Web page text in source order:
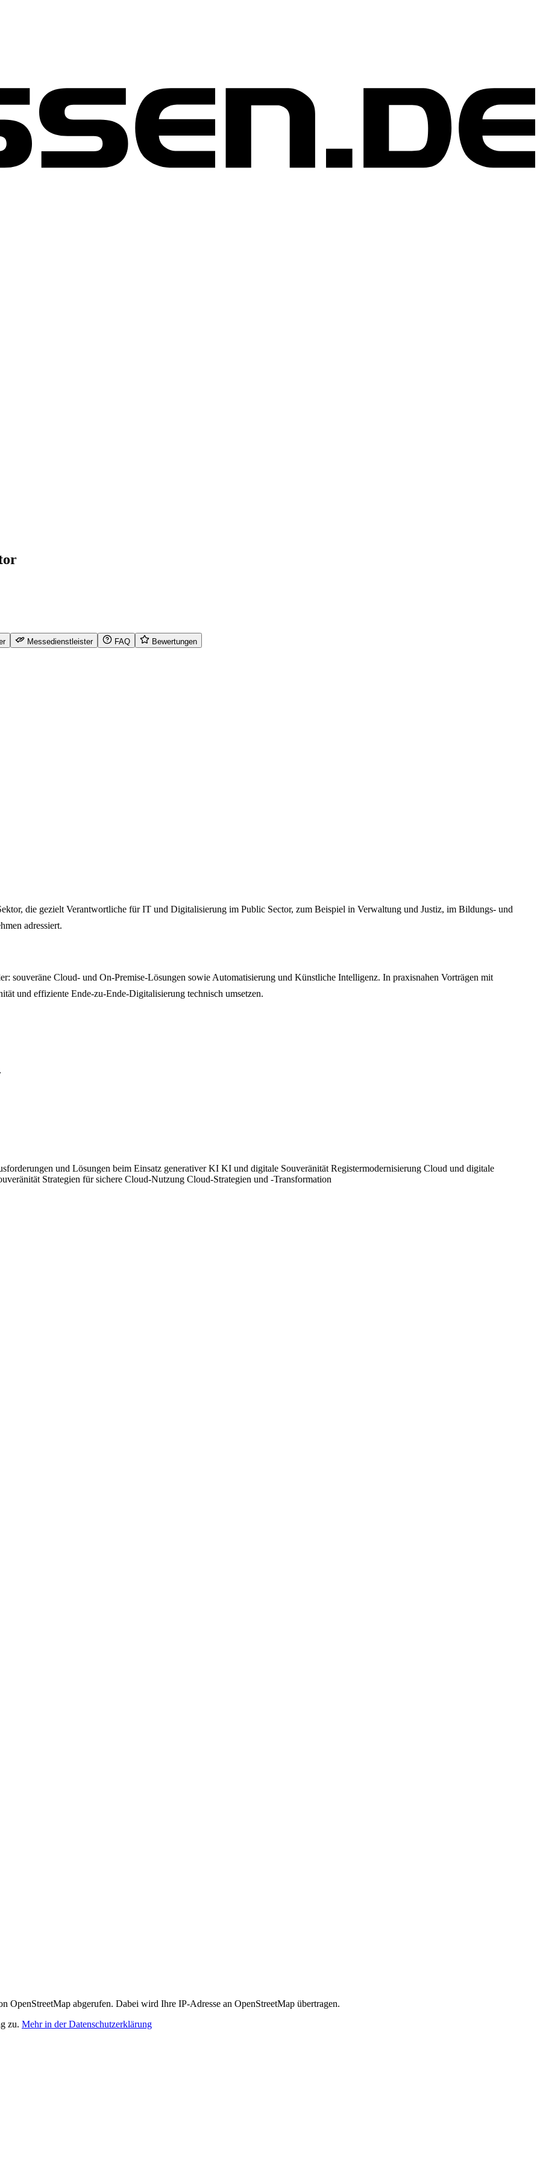
Messedienstleister FAQ Bewertungen
die gezielt Verantwortliche für IT und Digitalisierung im Public Sector, zum Beispiel in Verwaltung und Justiz, im Bildungs- und
adressiert.
souveräne Cloud- und On-Premise-Lösungen sowie Automatisierung und Künstliche Intelligenz. In praxisnahen Vorträgen mit
und effiziente Ende-zu-Ende-Digitalisierung technisch umsetzen.
.
und Lösungen beim Einsatz generativer KI KI und digitale Souveränität Registermodernisierung Cloud und digitale
Strategien für sichere Cloud-Nutzung Cloud-Strategien und -Transformation
OpenStreetMap abgerufen. Dabei wird Ihre IP-Adresse an OpenStreetMap übertragen.
zu. Mehr in der Datenschutzerklärung